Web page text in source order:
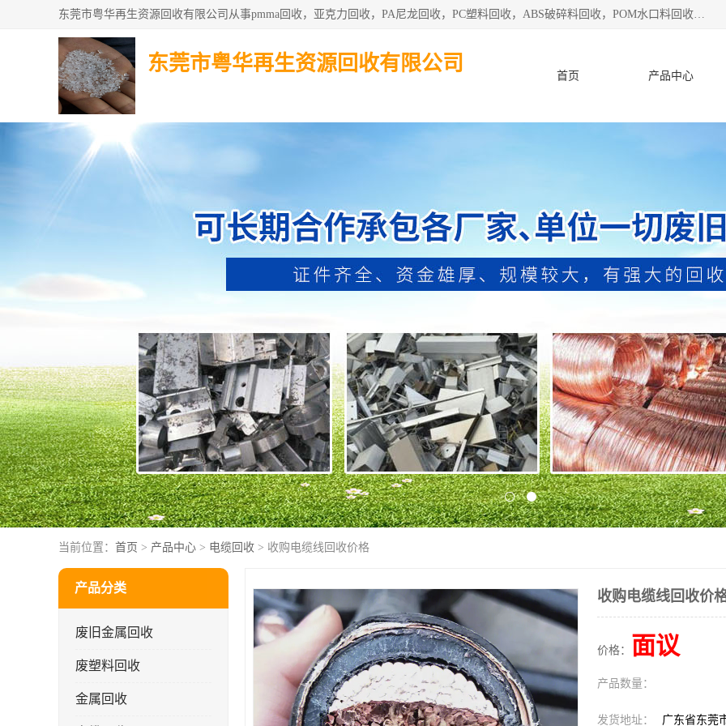
东莞市粤华再生资源回收有限公司从事pmma回收，亚克力回收，PA尼龙回收，PC塑料回收，ABS破碎料回收，POM水口料回收、废不锈钢回收等各类工厂废料回收等。
东莞市粤华再生资源回收有限公司
首页 产品中心
当前位置： 首页 > 产品中心 > 电缆回收 > 收购电缆线回收价格
产品分类
废旧金属回收
废塑料回收
金属回收
收购电缆线回收价
价格： 面议
产品数量：
发货地址： 广东省东